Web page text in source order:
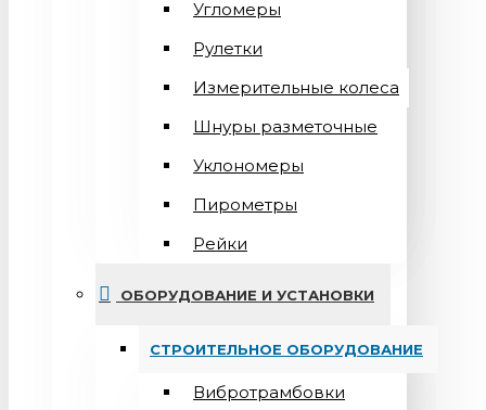
Угломеры
Рулетки
Измерительные колеса
Шнуры разметочные
Уклономеры
Пирометры
Рейки
ОБОРУДОВАНИЕ И УСТАНОВКИ
СТРОИТЕЛЬНОЕ ОБОРУДОВАНИЕ
Вибротрамбовки